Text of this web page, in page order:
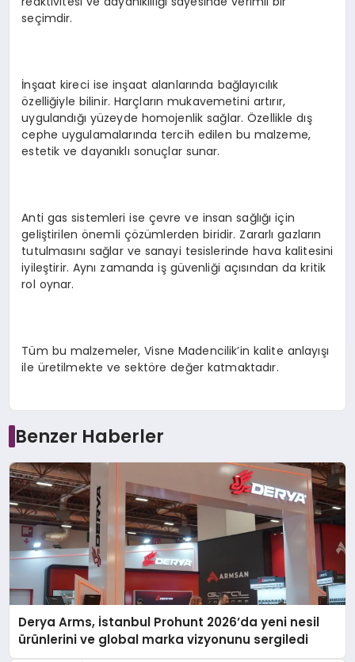
seçimdir.
İnşaat kireci ise inşaat alanlarında bağlayıcılık
özelliğiyle bilinir. Harçların mukavemetini artırır,
uygulandığı yüzeyde homojenlik sağlar. Özellikle dış
cephe uygulamalarında tercih edilen bu malzeme,
estetik ve dayanıklı sonuçlar sunar.
Anti gas sistemleri ise çevre ve insan sağlığı için
geliştirilen önemli çözümlerden biridir. Zararlı gazların
tutulmasını sağlar ve sanayi tesislerinde hava kalitesini
iyileştirir. Aynı zamanda iş güvenliği açısından da kritik
rol oynar.
Tüm bu malzemeler, Visne Madencilik’in kalite anlayışı
ile üretilmekte ve sektöre değer katmaktadır.
Benzer Haberler
Derya Arms, İstanbul Prohunt 2026’da yeni nesil
ürünlerini ve global marka vizyonunu sergiledi